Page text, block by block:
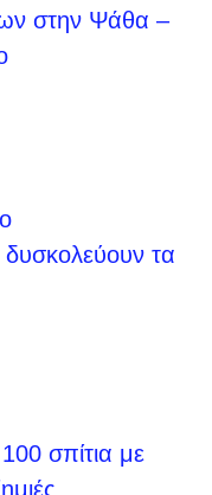
στην Ψάθα –
τα
σπίτια με